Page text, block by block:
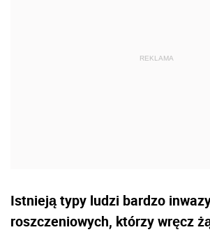
Istnieją typy ludzi bardzo
roszczeniowych, którzy wręcz